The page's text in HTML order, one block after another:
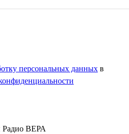
персональных данных в
Радио ВЕРА